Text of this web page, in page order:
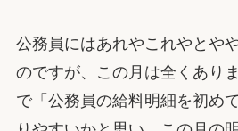
公務員にはあれやこれやとや
のですが、この月は全くあり
で「公務員の給料明細を初め